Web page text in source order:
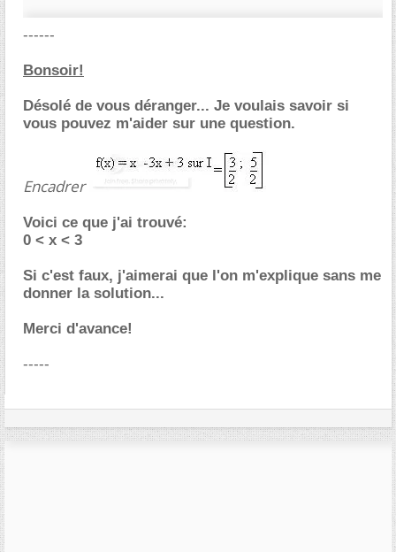
------
Bonsoir!
Désolé de vous déranger... Je voulais savoir si
vous pouvez m'aider sur une question.
Encadrer
Voici ce que j'ai trouvé:
0 < x < 3
Si c'est faux, j'aimerai que l'on m'explique sans me
donner la solution...
Merci d'avance!
-----